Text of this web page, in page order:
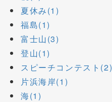
夏休み(1)
福島(1)
富士山(3)
登山(1)
スピーチコンテスト(2)
片浜海岸(1)
海(1)